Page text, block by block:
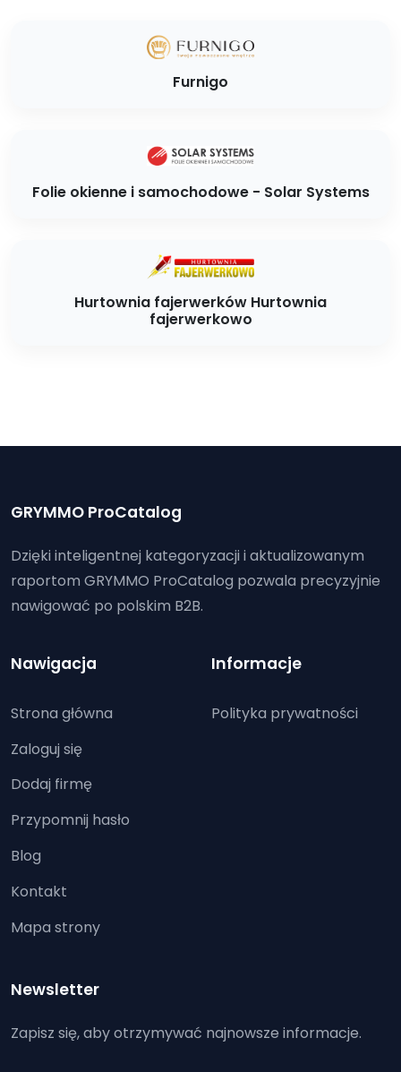
Furnigo
Folie okienne i samochodowe - Solar Systems
Hurtownia fajerwerków Hurtownia
fajerwerkowo
GRYMMO ProCatalog
Dzięki inteligentnej kategoryzacji i aktualizowanym
raportom GRYMMO ProCatalog pozwala precyzyjnie
nawigować po polskim B2B.
Nawigacja
Strona główna
Zaloguj się
Dodaj firmę
Przypomnij hasło
Blog
Kontakt
Mapa strony
Informacje
Polityka prywatności
Newsletter
Zapisz się, aby otrzymywać najnowsze informacje.